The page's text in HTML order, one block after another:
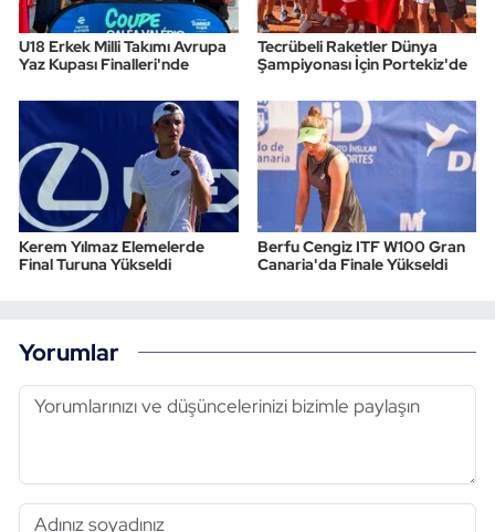
U18 Erkek Milli Takımı Avrupa
Yaz Kupası Finalleri'nde
Tecrübeli Raketler Dünya
Şampiyonası İçin Portekiz'de
Kerem Yılmaz Elemelerde
Final Turuna Yükseldi
Berfu Cengiz ITF W100 Gran
Canaria'da Finale Yükseldi
Yorumlar